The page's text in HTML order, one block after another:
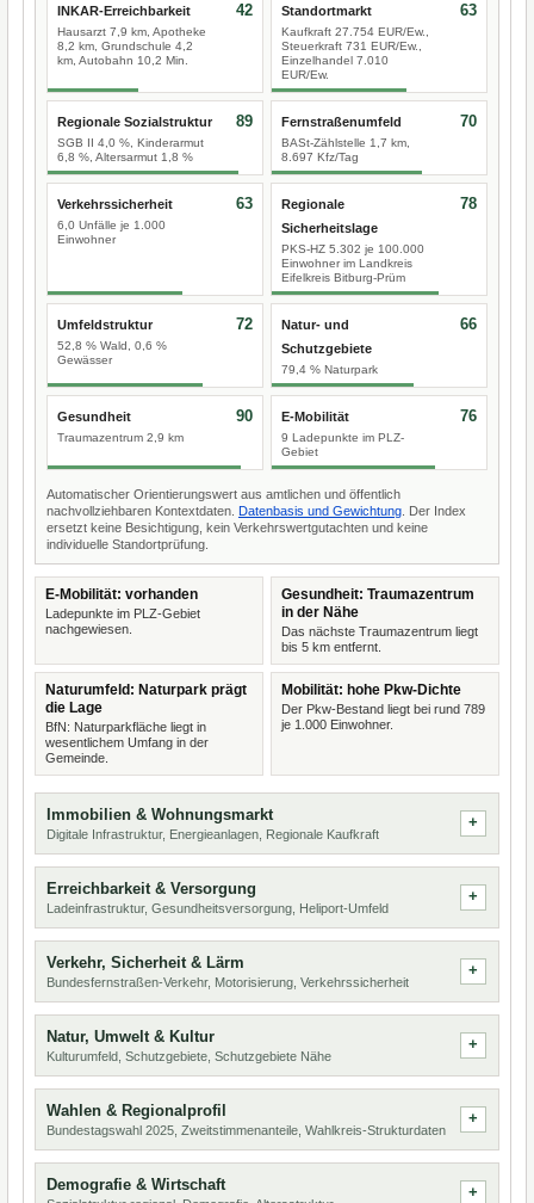
INKAR-Erreichbarkeit
Hausarzt 7,9 km, Apotheke
8,2 km, Grundschule 4,2
km, Autobahn 10,2 Min.
42 Standortmarkt
Kaufkraft 27.754 EUR/Ew.,
Steuerkraft 731 EUR/Ew.,
Einzelhandel 7.010
EUR/Ew.
63
Regionale Sozialstruktur
SGB II 4,0 %, Kinderarmut
6,8 %, Altersarmut 1,8 %
89 Fernstraßenumfeld
BASt-Zählstelle 1,7 km,
8.697 Kfz/Tag
70
Verkehrssicherheit
6,0 Unfälle je 1.000
Einwohner
63
Regionale
Sicherheitslage
PKS-HZ 5.302 je 100.000
Einwohner im Landkreis
Eifelkreis Bitburg-Prüm
78
Umfeldstruktur
52,8 % Wald, 0,6 %
Gewässer
72
Natur- und
Schutzgebiete
79,4 % Naturpark
66
Gesundheit
Traumazentrum 2,9 km
90 E-Mobilität
9 Ladepunkte im PLZ-
Gebiet
76
Automatischer Orientierungswert aus amtlichen und öffentlich
nachvollziehbaren Kontextdaten. Datenbasis und Gewichtung . Der Index
ersetzt keine Besichtigung, kein Verkehrswertgutachten und keine
individuelle Standortprüfung.
E-Mobilität: vorhanden
Ladepunkte im PLZ-Gebiet
nachgewiesen.
Gesundheit: Traumazentrum
in der Nähe
Das nächste Traumazentrum liegt
bis 5 km entfernt.
Naturumfeld: Naturpark prägt
die Lage
BfN: Naturparkfläche liegt in
wesentlichem Umfang in der
Gemeinde.
Mobilität: hohe Pkw-Dichte
Der Pkw-Bestand liegt bei rund 789
je 1.000 Einwohner.
Immobilien & Wohnungsmarkt
Digitale Infrastruktur, Energieanlagen, Regionale Kaufkraft
Erreichbarkeit & Versorgung
Ladeinfrastruktur, Gesundheitsversorgung, Heliport-Umfeld
Verkehr, Sicherheit & Lärm
Bundesfernstraßen-Verkehr, Motorisierung, Verkehrssicherheit
Natur, Umwelt & Kultur
Kulturumfeld, Schutzgebiete, Schutzgebiete Nähe
Wahlen & Regionalprofil
Bundestagswahl 2025, Zweitstimmenanteile, Wahlkreis-Strukturdaten
Demografie & Wirtschaft